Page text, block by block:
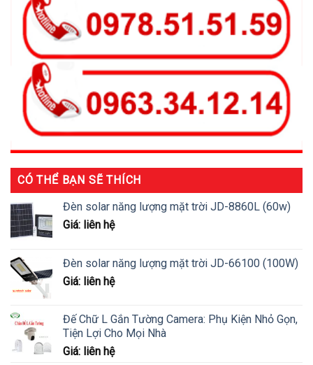
CÓ THỂ BẠN SẼ THÍCH
Đèn solar năng lượng mặt trời JD-8860L (60w)
Giá: liên hệ
Đèn solar năng lượng mặt trời JD-66100 (100W)
Giá: liên hệ
Đế Chữ L Gắn Tường Camera: Phụ Kiện Nhỏ Gọn,
Tiện Lợi Cho Mọi Nhà
Giá: liên hệ